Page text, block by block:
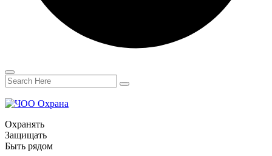
Охранять
Защищать
Быть рядом